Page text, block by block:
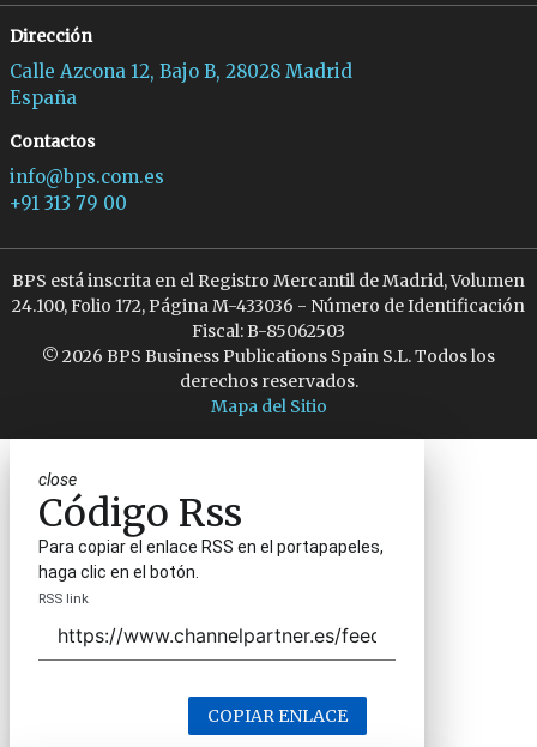
Dirección
Calle Azcona 12, Bajo B, 28028 Madrid
España
Contactos
info@bps.com.es
+91 313 79 00
BPS está inscrita en el Registro Mercantil de Madrid, Volumen
24.100, Folio 172, Página M-433036 - Número de Identificación
Fiscal: B-85062503
© 2026 BPS Business Publications Spain S.L. Todos los
derechos reservados.
Mapa del Sitio
close
Código Rss
Para copiar el enlace RSS en el portapapeles,
haga clic en el botón.
RSS link
COPIAR ENLACE